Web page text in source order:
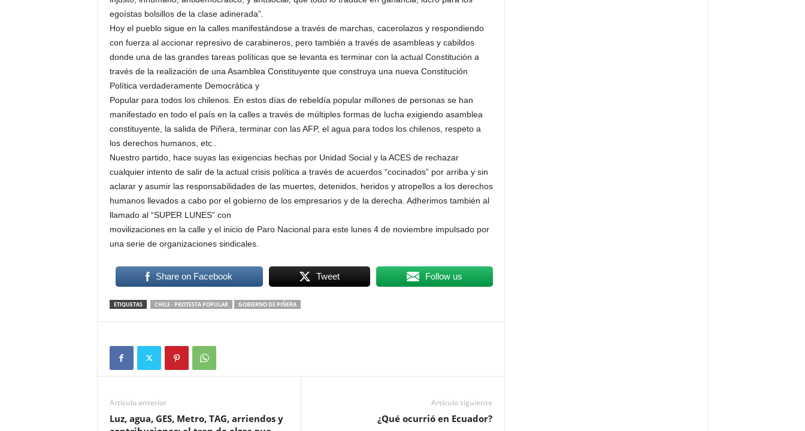
egoístas bolsillos de la clase adinerada”.
Hoy el pueblo sigue en la calles manifestándose a través de marchas, cacerolazos y respondiendo
con fuerza al accionar represivo de carabineros, pero también a través de asambleas y cabildos
donde una de las grandes tareas políticas que se levanta es terminar con la actual Constitución a
través de la realización de una Asamblea Constituyente que construya una nueva Constitución
Política verdaderamente Democrática y
Popular para todos los chilenos. En estos días de rebeldía popular millones de personas se han
manifestado en todo el país en la calles a través de múltiples formas de lucha exigiendo asamblea
constituyente, la salida de Piñera, terminar con las AFP, el agua para todos los chilenos, respeto a
los derechos humanos, etc..
Nuestro partido, hace suyas las exigencias hechas por Unidad Social y la ACES de rechazar
cualquier intento de salir de la actual crisis política a través de acuerdos “cocinados” por arriba y sin
aclarar y asumir las responsabilidades de las muertes, detenidos, heridos y atropellos a los derechos
humanos llevados a cabo por el gobierno de los empresarios y de la derecha. Adherimos también al
llamado al “SUPER LUNES” con
movilizaciones en la calle y el inicio de Paro Nacional para este lunes 4 de noviembre impulsado por
una serie de organizaciones sindicales.
Share on Facebook Tweet Follow us
ETIQUETAS CHILE - PROTESTA POPULAR GOBIERNO DE PIÑERA
Artículo anterior
Luz, agua, GES, Metro, TAG, arriendos y
Artículo siguiente
¿Qué ocurrió en Ecuador?